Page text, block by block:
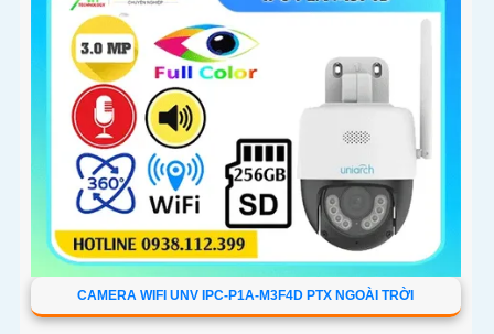
CAMERA WIFI UNV IPC-P1A-M3F4D PTX NGOÀI TRỜI